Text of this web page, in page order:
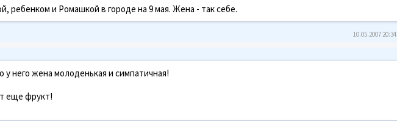
ребенком и Ромашкой в городе на 9 мая. Жена - так себе.
10.05.2007 20:34
у него жена молоденькая и симпатичная!
еще фрукт!